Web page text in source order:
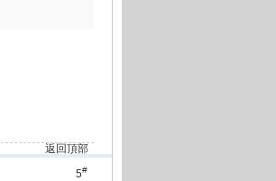
返回頂部
5#